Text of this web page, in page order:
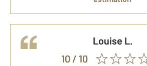
Louise L.
10/ 10